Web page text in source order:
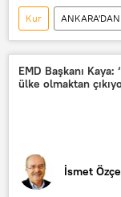
Kur
RADYO
Milli
Çocuk işçi
Finans
EMD Başkanı Kaya:
ülke olmaktan
İsmet